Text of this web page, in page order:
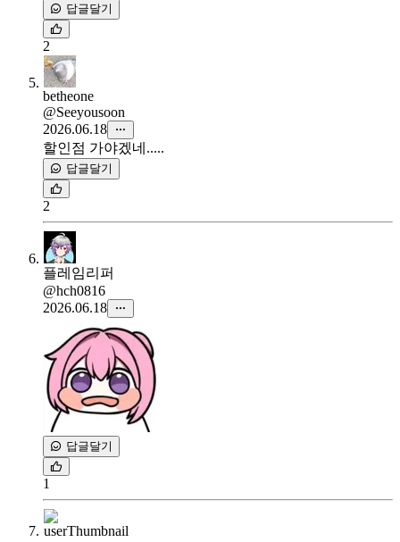
답글달기
2
betheone
@Seeyousoon
2026.06.18
할인점 가야겠네.....
답글달기
2
플레임리퍼
@hch0816
2026.06.18
답글달기
1